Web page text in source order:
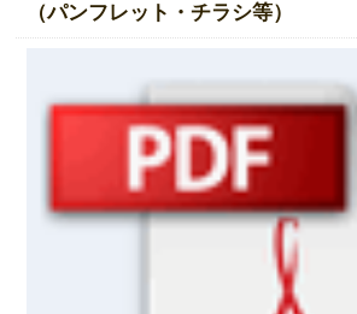
（パンフレット・チラシ等）